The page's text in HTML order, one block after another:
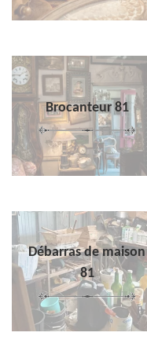
Brocanteur 81
Débarras de maison
81